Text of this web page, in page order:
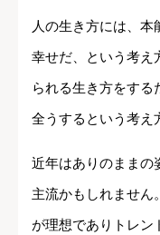
人の生き方には、
幸せだ、という考え
られる生き方をする
全うするという考え
近年はありのままの
主流かもしれません
が理想でありトレン